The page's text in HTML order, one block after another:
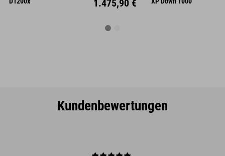
1.475,90 €
Kundenbewertungen